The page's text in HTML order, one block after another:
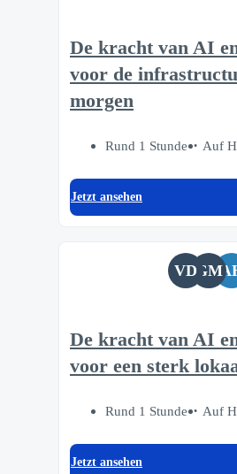
De kracht van AI
voor de
morgen
Rund 1 Stunde Auf
Jetzt ansehen
VDGM
De kracht van AI
voor een sterk
Rund 1 Stunde Auf
Jetzt ansehen